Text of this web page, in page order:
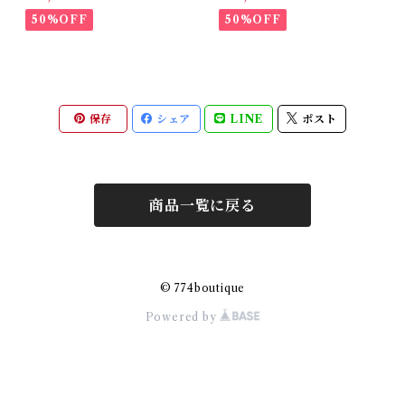
50%OFF 50%OFF
保存 シェア LINE ポスト
商品一覧に戻る
© 774boutique
Powered by